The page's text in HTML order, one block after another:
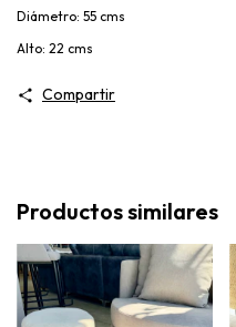
Diámetro: 55 cms
Alto: 22 cms
Compartir
Productos similares